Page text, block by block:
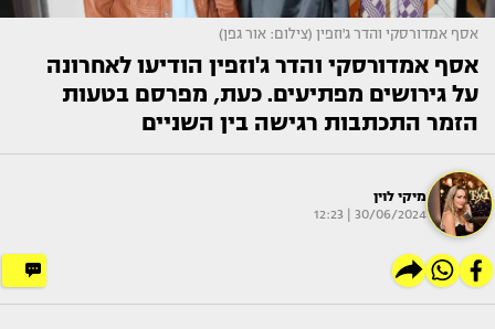
אסף אמדורסקי והדר ג'וזפין (צילום: אור גפן)
אסף אמדורסקי והדר ג'וזפין הודיעו לאחרונה
על גירושים מפתיעים. כעת, מפרסם בטעות
הזמר התכתבות רגישה בין השניים
מיקי לוין
30/06/2024 | 12:23